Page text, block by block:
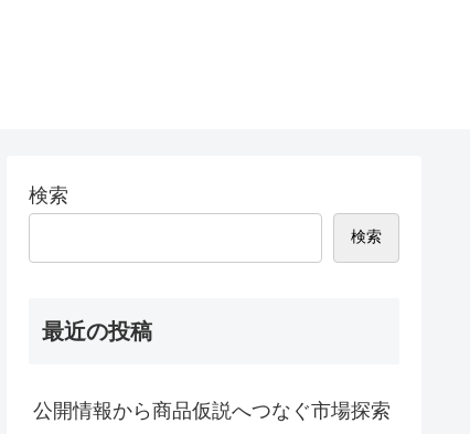
検索
検索
最近の投稿
公開情報から商品仮説へつなぐ市場探索